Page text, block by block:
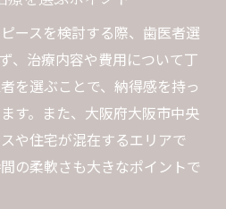
ースを検討する際、歯医者選
、治療内容や費用について丁
を選ぶことで、納得感を持っ
す。また、大阪府大阪市中央
や住宅が混在するエリアで
の柔軟さも大きなポイントで